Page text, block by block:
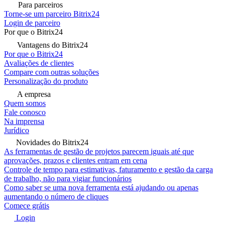
Para parceiros
Torne-se um parceiro Bitrix24
Login de parceiro
Por que o Bitrix24
Vantagens do Bitrix24
Por que o Bitrix24
Avaliações de clientes
Compare com outras soluções
Personalização do produto
A empresa
Quem somos
Fale conosco
Na imprensa
Jurídico
Novidades do Bitrix24
As ferramentas de gestão de projetos parecem iguais até que
aprovações, prazos e clientes entram em cena
Controle de tempo para estimativas, faturamento e gestão da carga
de trabalho, não para vigiar funcionários
Como saber se uma nova ferramenta está ajudando ou apenas
aumentando o número de cliques
Comece grátis
Login